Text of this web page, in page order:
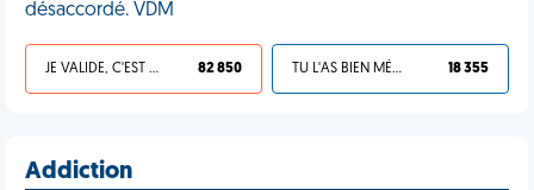
désaccordé. VDM
JE VALIDE, C'EST UNE VDM 82 850 TU L'AS BIEN MÉRITÉ 18 355
Addiction